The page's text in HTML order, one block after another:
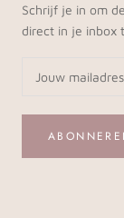
Schrijf je in om
direct in je inbox